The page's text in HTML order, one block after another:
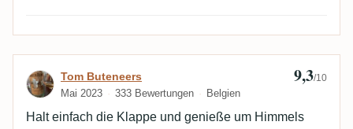
Bewertung von Tom Buteneers
Tom Buteneers
Mai 2023 333 Bewertungen Belgien
9,3/10
Halt einfach die Klappe und genieße um Himmels